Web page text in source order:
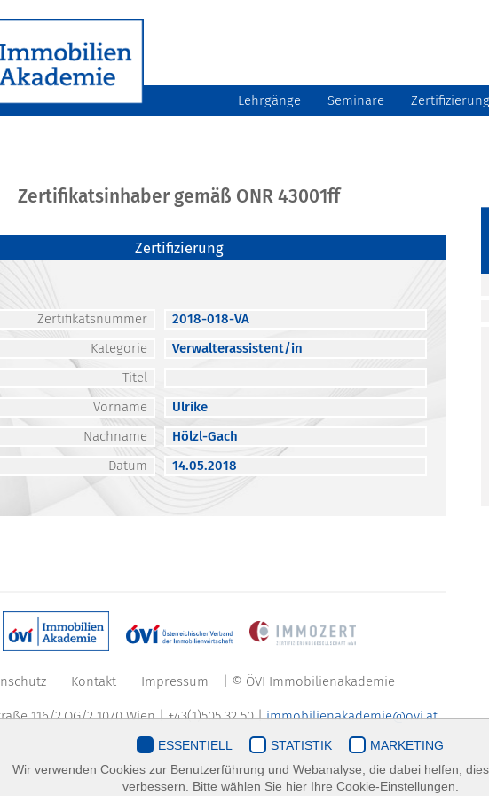
Lehrgänge Seminare Zertifizierung
Zertifikatsinhaber gemäß ONR 43001ff
Zertifizierung
Zertifikatsnummer
2018-018-VA
Kategorie
Verwalterassistent/in
Titel
Vorname
Ulrike
Nachname
Hölzl-Gach
Datum
14.05.2018
Kontakt Impressum | © ÖVI Immobilienakademie
116/2.OG/2 1070 Wien | +43(1)505 32 50 |immobilienakademie@ovi.at
ESSENTIELL STATISTIK
MARKETING
Wir verwenden Cookies zur Benutzerführung und Webanalyse, die dabei helfen,
verbessern. Bitte wählen Sie hier Ihre Cookie-Einstellungen.